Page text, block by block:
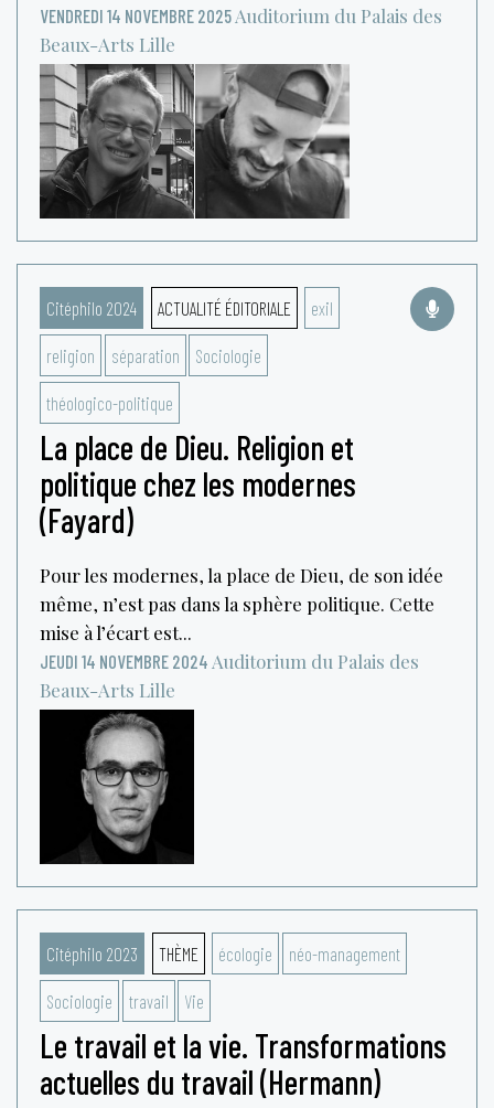
VENDREDI 14 NOVEMBRE 2025 Auditorium du Palais des
Beaux-Arts Lille
Citéphilo 2024 ACTUALITÉ ÉDITORIALE exil
religion séparation Sociologie
théologico-politique
La place de Dieu. Religion et
politique chez les modernes
(Fayard)
Pour les modernes, la place de Dieu, de son idée
même, n’est pas dans la sphère politique. Cette
mise à l’écart est...
JEUDI 14 NOVEMBRE 2024 Auditorium du Palais des
Beaux-Arts Lille
Citéphilo 2023 THÈME écologie néo-management
Sociologie travail Vie
Le travail et la vie. Transformations
actuelles du travail (Hermann)